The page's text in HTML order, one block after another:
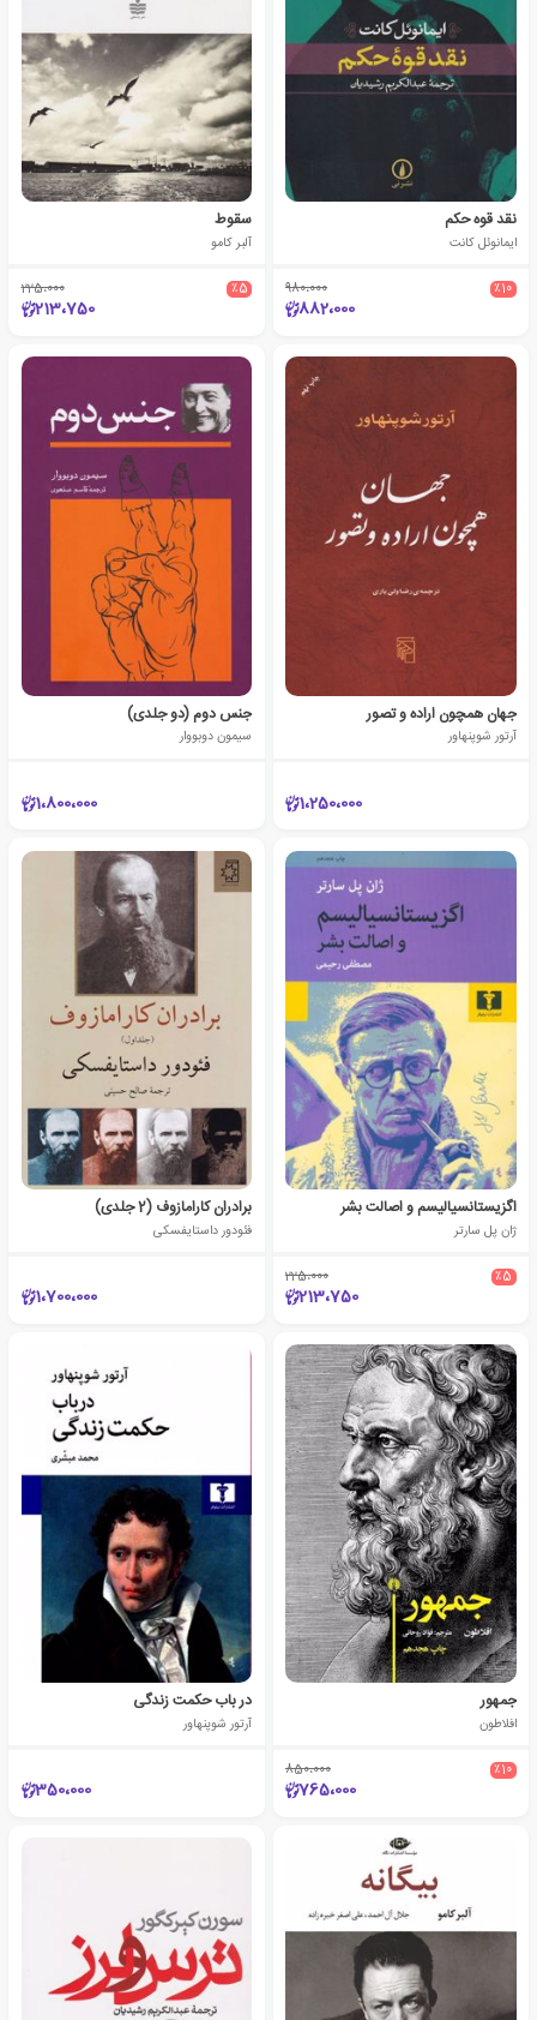
نقد قوه حکم
ایمانوئل کانت
٪10 980،000
882،000
سقوط
آلبر کامو
٪5 225،000
213،750
جهان همچون اراده و تصور
آرتور شوپنهاور
1،250،000
جنس دوم (دو جلدی)
سیمون دوبووار
1،800،000
اگزیستانسیالیسم و اصالت بشر
ژان پل سارتر
٪5 225،000
213،750
برادران کارامازوف (2 جلدی)
فئودور داستایفسکی
1،700،000
جمهور
افلاطون
٪10 850،000
765،000
در باب حکمت زندگی
آرتور شوپنهاور
350،000